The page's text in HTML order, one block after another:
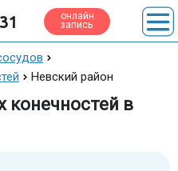
онлайн
запись
Невский район
конечностей в